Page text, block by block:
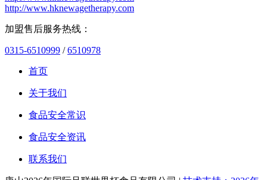
http://www.hknewagetherapy.com
加盟售后服务热线：
0315-6510999 /6510978
首页
关于我们
食品安全常识
食品安全资讯
联系我们